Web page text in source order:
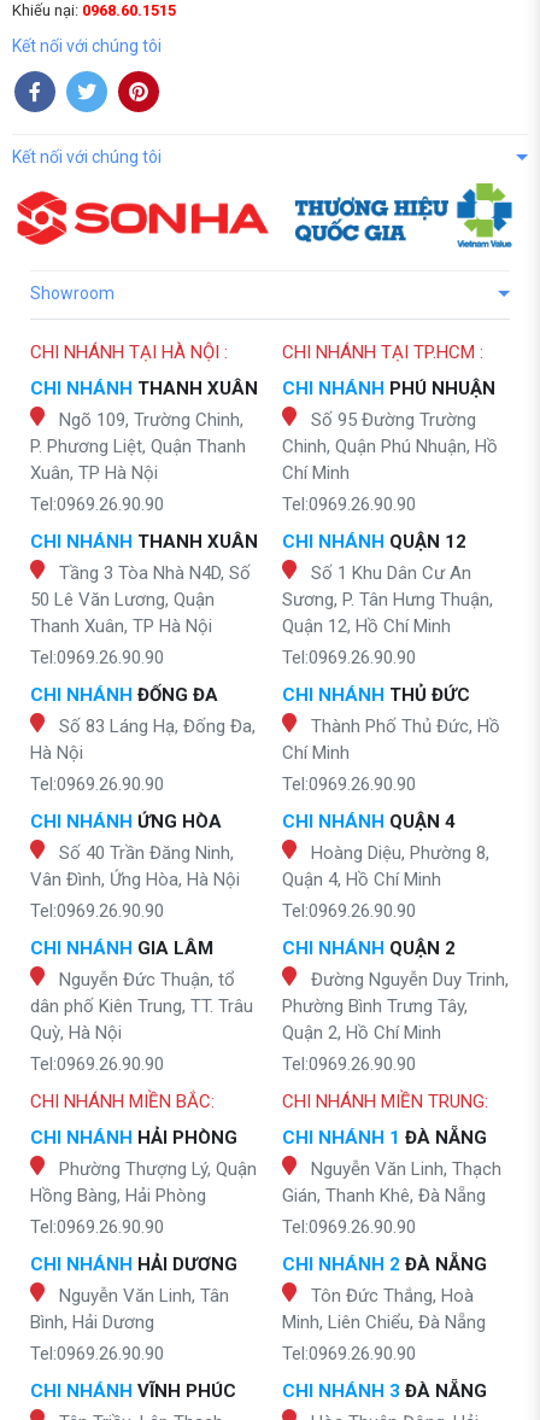
Khiếu nại: 0968.60.1515
Kết nối với chúng tôi
Kết nối với chúng tôi
Showroom
CHI NHÁNH TẠI HÀ NỘI :
CHI NHÁNH THANH XUÂN
Ngõ 109, Trường Chinh,
P. Phương Liệt, Quận Thanh
Xuân, TP Hà Nội
Tel:0969.26.90.90
CHI NHÁNH THANH XUÂN
Tầng 3 Tòa Nhà N4D, Số
50 Lê Văn Lương, Quận
Thanh Xuân, TP Hà Nội
Tel:0969.26.90.90
CHI NHÁNH ĐỐNG ĐA
Số 83 Láng Hạ, Đống Đa,
Hà Nội
Tel:0969.26.90.90
CHI NHÁNH ỨNG HÒA
Số 40 Trần Đăng Ninh,
Vân Đình, Ứng Hòa, Hà Nội
Tel:0969.26.90.90
CHI NHÁNH GIA LÂM
Nguyễn Đức Thuận, tổ
dân phố Kiên Trung, TT. Trâu
Quỳ, Hà Nội
Tel:0969.26.90.90
CHI NHÁNH TẠI TP.HCM :
CHI NHÁNH PHÚ NHUẬN
Số 95 Đường Trường
Chinh, Quận Phú Nhuận, Hồ
Chí Minh
Tel:0969.26.90.90
CHI NHÁNH QUẬN 12
Số 1 Khu Dân Cư An
Sương, P. Tân Hưng Thuận,
Quận 12, Hồ Chí Minh
Tel:0969.26.90.90
CHI NHÁNH THỦ ĐỨC
Thành Phố Thủ Đức, Hồ
Chí Minh
Tel:0969.26.90.90
CHI NHÁNH QUẬN 4
Hoàng Diệu, Phường 8,
Quận 4, Hồ Chí Minh
Tel:0969.26.90.90
CHI NHÁNH QUẬN 2
Đường Nguyễn Duy Trinh,
Phường Bình Trưng Tây,
Quận 2, Hồ Chí Minh
Tel:0969.26.90.90
CHI NHÁNH MIỀN BẮC:
CHI NHÁNH HẢI PHÒNG
Phường Thượng Lý, Quận
Hồng Bàng, Hải Phòng
Tel:0969.26.90.90
CHI NHÁNH HẢI DƯƠNG
Nguyễn Văn Linh, Tân
Bình, Hải Dương
Tel:0969.26.90.90
CHI NHÁNH VĨNH PHÚC
CHI NHÁNH MIỀN TRUNG:
CHI NHÁNH 1 ĐÀ NẴNG
Nguyễn Văn Linh, Thạch
Gián, Thanh Khê, Đà Nẵng
Tel:0969.26.90.90
CHI NHÁNH 2 ĐÀ NẴNG
Tôn Đức Thắng, Hoà
Minh, Liên Chiểu, Đà Nẵng
Tel:0969.26.90.90
CHI NHÁNH 3 ĐÀ NẴNG